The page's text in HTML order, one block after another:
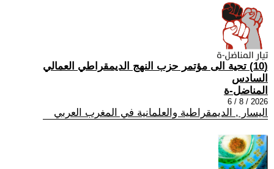
(10) تحية الى مؤتمر حزب النهج الديمقراطي العمالي
السادس
المناضل-ة
2026 / 8 / 6
اليسار , الديمقراطية والعلمانية في المغرب العربي